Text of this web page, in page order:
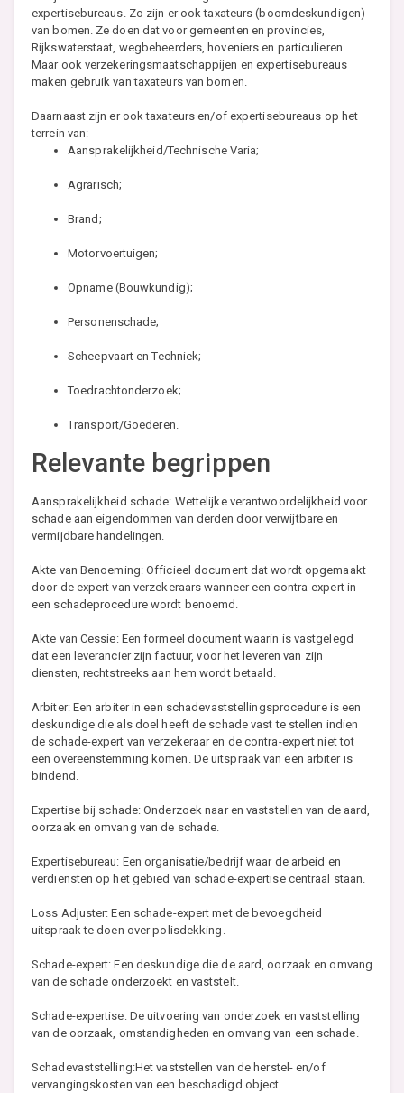
expertisebureaus. Zo zijn er ook taxateurs (boomdeskundigen)
van bomen. Ze doen dat voor gemeenten en provincies,
Rijkswaterstaat, wegbeheerders, hoveniers en particulieren.
Maar ook verzekeringsmaatschappijen en expertisebureaus
maken gebruik van taxateurs van bomen.
Daarnaast zijn er ook taxateurs en/of expertisebureaus op het
terrein van:
Aansprakelijkheid/Technische Varia;
Agrarisch;
Brand;
Motorvoertuigen;
Opname (Bouwkundig);
Personenschade;
Scheepvaart en Techniek;
Toedrachtonderzoek;
Transport/Goederen.
Relevante begrippen
Aansprakelijkheid schade: Wettelijke verantwoordelijkheid voor
schade aan eigendommen van derden door verwijtbare en
vermijdbare handelingen.
Akte van Benoeming: Officieel document dat wordt opgemaakt
door de expert van verzekeraars wanneer een contra-expert in
een schadeprocedure wordt benoemd.
Akte van Cessie: Een formeel document waarin is vastgelegd
dat een leverancier zijn factuur, voor het leveren van zijn
diensten, rechtstreeks aan hem wordt betaald.
Arbiter: Een arbiter in een schadevaststellingsprocedure is een
deskundige die als doel heeft de schade vast te stellen indien
de schade-expert van verzekeraar en de contra-expert niet tot
een overeenstemming komen. De uitspraak van een arbiter is
bindend.
Expertise bij schade: Onderzoek naar en vaststellen van de aard,
oorzaak en omvang van de schade.
Expertisebureau: Een organisatie/bedrijf waar de arbeid en
verdiensten op het gebied van schade-expertise centraal staan.
Loss Adjuster: Een schade-expert met de bevoegdheid
uitspraak te doen over polisdekking.
Schade-expert: Een deskundige die de aard, oorzaak en omvang
van de schade onderzoekt en vaststelt.
Schade-expertise: De uitvoering van onderzoek en vaststelling
van de oorzaak, omstandigheden en omvang van een schade.
Schadevaststelling:Het vaststellen van de herstel- en/of
vervangingskosten van een beschadigd object.